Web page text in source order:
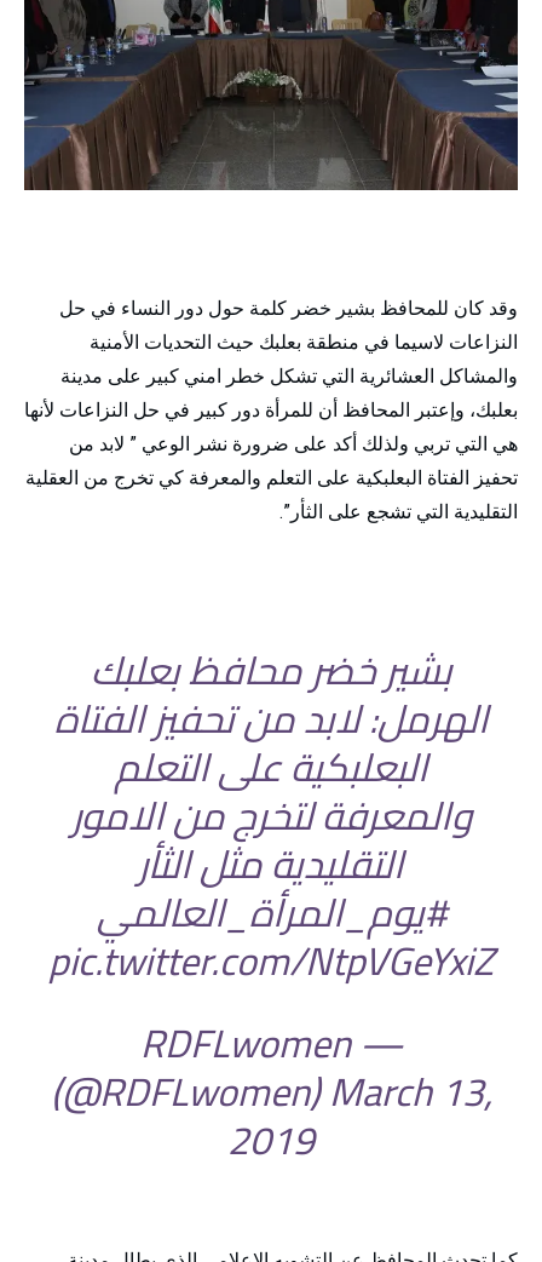
وقد كان للمحافظ بشير خضر كلمة حول دور النساء في حل
النزاعات لاسيما في منطقة بعلبك حيث التحديات الأمنية
والمشاكل العشائرية التي تشكل خطر امني كبير على مدينة
بعلبك، وإعتبر المحافظ أن للمرأة دور كبير في حل النزاعات لأنها
هي التي تربي ولذلك أكد على ضرورة نشر الوعي ” لابد من
تحفيز الفتاة البعلبكية على التعلم والمعرفة كي تخرج من العقلية
التقليدية التي تشجع على الثأر”.
بشير خضر محافظ بعلبك
الهرمل: لابد من تحفيز الفتاة
البعلبكية على التعلم
والمعرفة لتخرج من الامور
التقليدية مثل الثأر
#يوم_المرأة_العالمي
pic.twitter.com/NtpVGeYxiZ
— RDFLwomen
(@RDFLwomen)March 13,
2019